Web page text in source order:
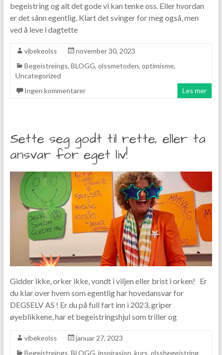
begeistring og alt det gode vi kan tenke oss. Eller hvordan
er det sånn egentlig. Klart det svinger for meg også, men
ved å leve i dagtette
vibekeolss
november 30, 2023
Begeistreings, BLOGG, olssmetoden, optimisme,
Uncategorized
Ingen kommentarer
Les mer
Sette seg godt til rette, eller ta
ansvar for eget liv!
Gidder ikke, orker ikke, vondt i viljen eller brist i orken! Er
du klar over hvem som egentlig har hovedansvar for
DEGSELV AS ! Er du på full fart inn i 2023, griper
øyeblikkene, har et begeistringshjul som triller og
vibekeolss
januar 27, 2023
Begeistreings, BLOGG, inspirasjon, kurs, olssbegeistring,